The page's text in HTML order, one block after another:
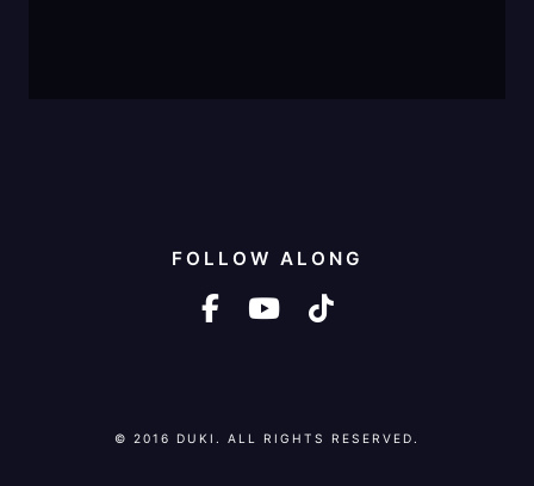
FOLLOW ALONG
facebook-f
youtubetiktok
© 2016 DUKI. ALL RIGHTS RESERVED.